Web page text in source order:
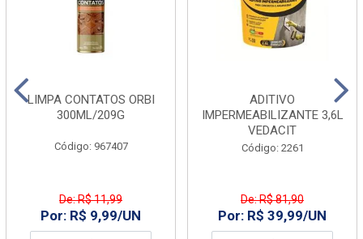
LIMPA CONTATOS ORBI
300ML/209G
Código: 967407
De: R$ 11,99
Por: R$ 9,99/UN
ADITIVO
IMPERMEABILIZANTE 3,6L
VEDACIT
Código: 2261
De: R$ 81,90
Por: R$ 39,99/UN